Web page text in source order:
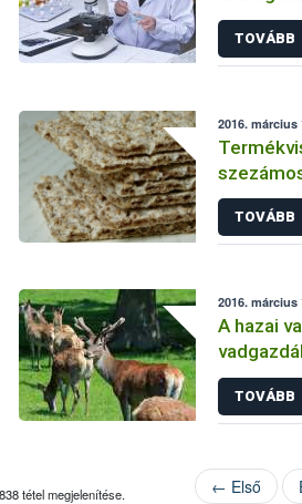
TOVÁBB
2016.
TOVÁBB
2016.
A hazai
2016
TOVÁBB
tétel megjelenítése. ← Első